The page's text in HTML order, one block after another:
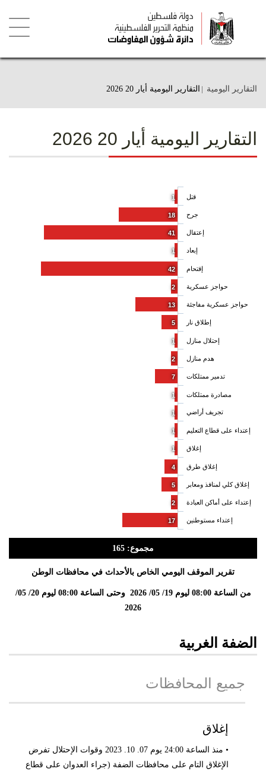
التقارير اليومية التقارير اليومية أيار 20 2026
التقارير اليومية أيار 20 2026
1
18
41
1
42
2
13
5
1
2
7
1
1
1
1
4
5
2
17
قتل
جرح
إعتقال
إبعاد
إقتحام
حواجز عسكرية
حواجز عسكرية مفاجئة
إطلاق نار
إحتلال منازل
هدم منازل
تدمير ممتلكات
مصادرة ممتلكات
تجريف أراضي
إعتداء على قطاع التعليم
إغلاق
إغلاق طرق
إغلاق كلي لمنافذ ومعابر
إعتداء على أماكن العبادة
إعتداء مستوطنين
مجموع: 165
تقرير الموقف اليومي الخاص بالأحداث في محافظات الوطن
من الساعة 08:00 ليوم 19/ 05/ 2026 وحتى الساعة 08:00 ليوم 20/ 05/
2026
الضفة الغربية
جميع المحافظات
إغلاق
• منذ الساعة 24:00 يوم 07. 10. 2023 وقوات الإحتلال تفرض
الإغلاق التام على محافظات الضفة (جراء العدوان على قطاع